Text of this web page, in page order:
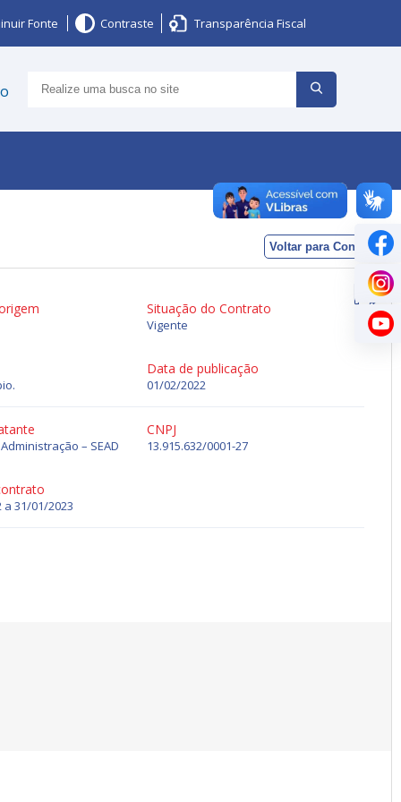
Fonte Contraste Transparência Fiscal
Voltar para Contratos
Situação do Contrato
Vigente
Data de publicação
01/02/2022
– SEAD
CNPJ
13.915.632/0001-27
a 31/01/2023